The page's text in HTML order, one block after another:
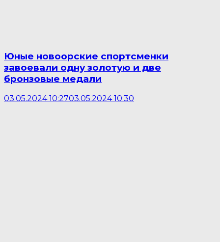
Юные новоорские спортсменки
завоевали одну золотую и две
бронзовые медали
03.05.2024 10:2703.05.2024 10:30